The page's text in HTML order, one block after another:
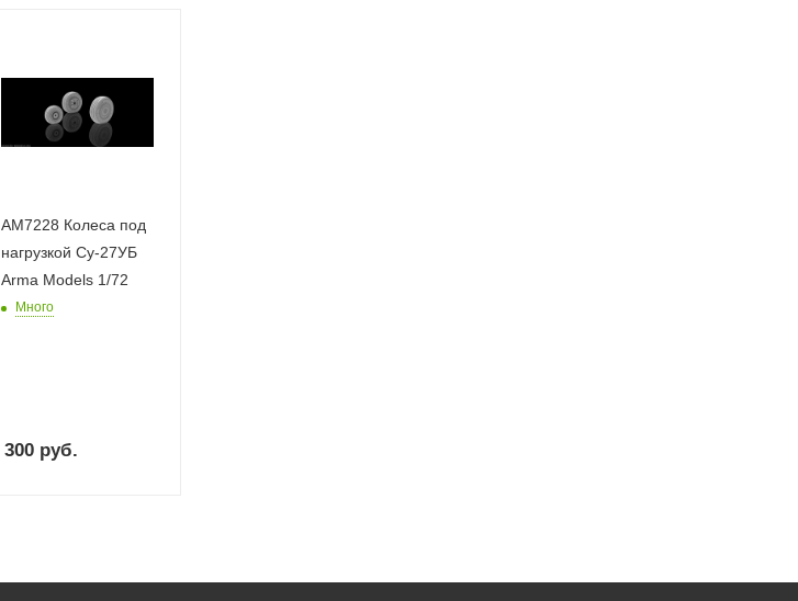
AM7228 Колеса под
нагрузкой Су-27УБ
Arma Models 1/72
Много
300 руб.